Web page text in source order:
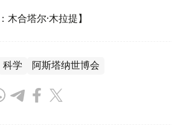
木合塔尔·木拉提】
科学 阿斯塔纳世博会